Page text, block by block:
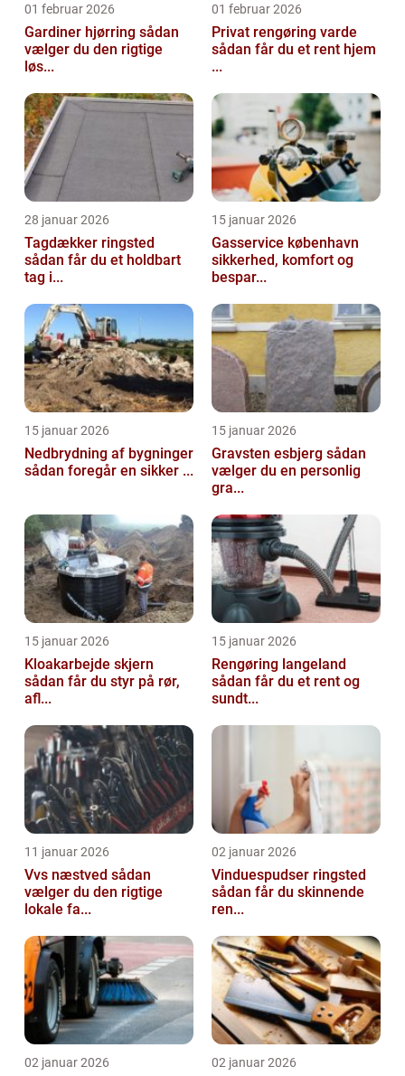
01 februar 2026
Gardiner hjørring sådan
vælger du den rigtige
løs...
01 februar 2026
Privat rengøring varde
sådan får du et rent hjem
...
28 januar 2026
Tagdækker ringsted
sådan får du et holdbart
tag i...
15 januar 2026
Gasservice københavn
sikkerhed, komfort og
bespar...
15 januar 2026
Nedbrydning af bygninger
sådan foregår en sikker ...
15 januar 2026
Gravsten esbjerg sådan
vælger du en personlig
gra...
15 januar 2026
Kloakarbejde skjern
sådan får du styr på rør,
afl...
15 januar 2026
Rengøring langeland
sådan får du et rent og
sundt...
11 januar 2026
Vvs næstved sådan
vælger du den rigtige
lokale fa...
02 januar 2026
Vinduespudser ringsted
sådan får du skinnende
ren...
02 januar 2026 02 januar 2026